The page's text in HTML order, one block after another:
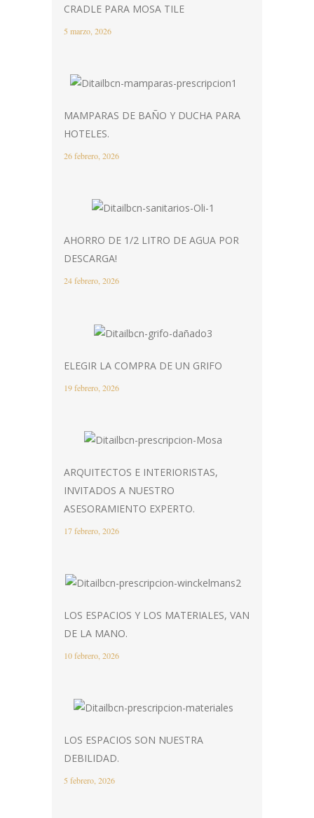
CRADLE PARA MOSA TILE
5 marzo, 2026
MAMPARAS DE BAÑO Y DUCHA PARA
HOTELES.
26 febrero, 2026
AHORRO DE 1/2 LITRO DE AGUA POR
DESCARGA!
24 febrero, 2026
ELEGIR LA COMPRA DE UN GRIFO
19 febrero, 2026
ARQUITECTOS E INTERIORISTAS,
INVITADOS A NUESTRO
ASESORAMIENTO EXPERTO.
17 febrero, 2026
LOS ESPACIOS Y LOS MATERIALES, VAN
DE LA MANO.
10 febrero, 2026
LOS ESPACIOS SON NUESTRA
DEBILIDAD.
5 febrero, 2026